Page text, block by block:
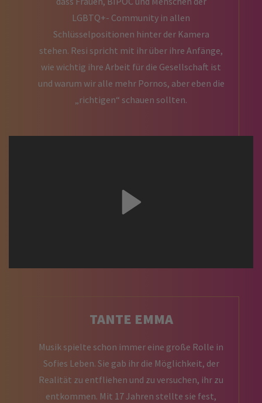
LGBTQ+- Community in allen
Schlüsselpositionen hinter der Kamera
stehen. Resi spricht mit ihr über ihre Anfänge,
wie wichtig ihre Arbeit für die Gesellschaft ist
und warum wir alle mehr Pornos, aber eben die
„richtigen“ schauen sollten.
TANTE EMMA
Musik spielte schon immer eine große Rolle in
Sofies Leben. Sie gab ihr die Möglichkeit, der
Realität zu entfliehen und zu versuchen, ihr zu
entkommen. Mit 17 Jahren stellte sie fest,